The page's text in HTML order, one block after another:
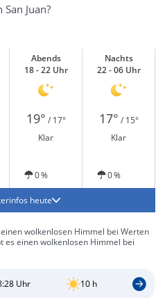
Juan?
Abends
18 - 22 Uhr
Nachts
22 - 06 Uhr
19° / 17° 17° / 15°
Klar Klar
0 % 0 %
heute
wolkenlosen Himmel bei Werten
es einen wolkenlosen Himmel bei
Uhr 10 h